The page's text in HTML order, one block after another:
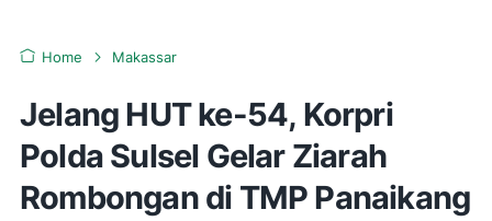
Home Makassar
Jelang HUT ke-54, Korpri
Polda Sulsel Gelar Ziarah
Rombongan di TMP Panaikang